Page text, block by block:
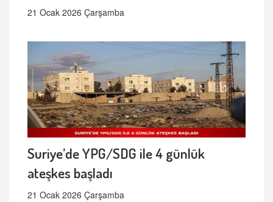
21 Ocak 2026 Çarşamba
Suriye’de YPG/SDG ile 4 günlük
ateşkes başladı
21 Ocak 2026 Çarşamba